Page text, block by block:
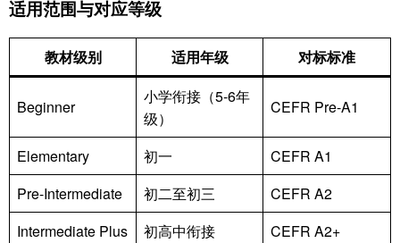
适用范围与对应等级
教材级别 适用年级 对标标准
Beginner
小学衔接（5-6年
级）
CEFR Pre-A1
Elementary 初一
CEFR A1
Pre-Intermediate
初二至初三
CEFR A2
Intermediate Plus
初高中衔接
CEFR A2+